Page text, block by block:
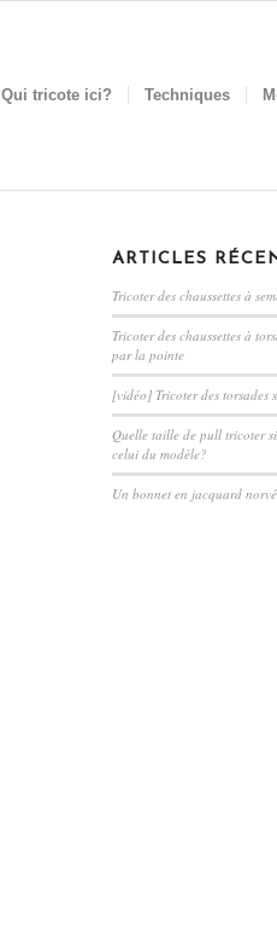
Qui tricote ici? Techniques
ARTICLES
Tricoter des chaussettes à
Tricoter des chaussettes à
par la pointe
[vidéo] Tricoter des
Quelle taille de pull tricoter
celui du modèle?
Un bonnet en jacquard